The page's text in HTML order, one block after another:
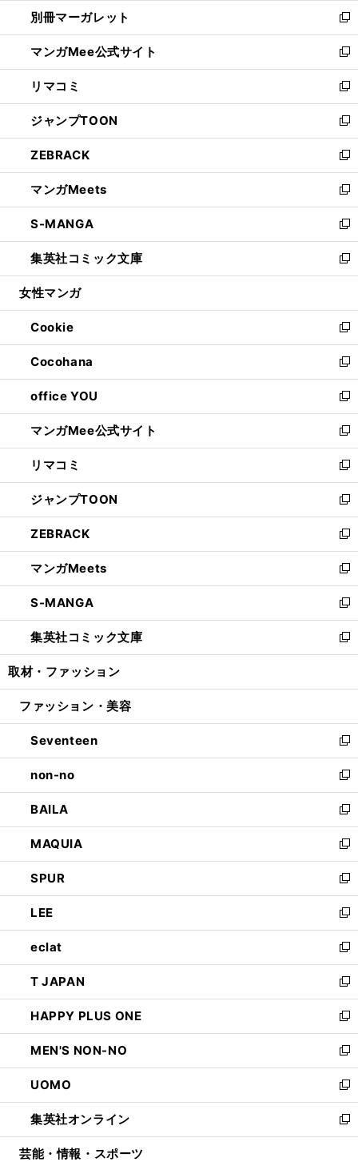
く
で
開
く
ィ
ン
ド
ウ
で
開
く
し
い
ウ
ィ
ン
ド
ウ
で
開
く
別冊マーガレット
新
し
い
ウ
ィ
ン
ド
ウ
で
開
く
マンガMee公式サイト
新
し
い
ウ
ィ
ン
ド
ウ
で
開
く
リマコミ
新
し
い
ウ
ィ
ン
ド
ウ
で
開
く
ジャンプTOON
新
し
い
ウ
ィ
ン
ド
ウ
で
開
ZEBRACK
新
し
い
ウ
ィ
ン
ド
ウ
開
く
マンガMeets
新
し
い
ウ
ィ
ン
ウ
で
開
く
S-MANGA
新
し
い
ウ
ン
ド
ウ
で
開
く
集英社コミック文庫
新
し
ウ
ィ
ン
ド
ウ
で
開
く
女性マンガ
Cookie
新
し
い
ウ
ィ
ン
ド
ウ
で
開
く
Cocohana
新
し
い
ウ
ィ
ン
ド
ウ
で
開
く
office YOU
新
し
い
ウ
ィ
ン
ド
ウ
で
開
く
マンガMee公式サイト
新
し
い
ウ
ィ
ン
ド
ウ
で
開
く
リマコミ
新
し
い
ウ
ィ
ン
ド
ウ
で
開
く
ジャンプTOON
新
し
い
ウ
ィ
ン
ド
ウ
で
開
ZEBRACK
新
し
い
ウ
ィ
ン
ド
ウ
開
マンガMeets
新
し
い
ウ
ィ
ン
ウ
開
く
S-MANGA
新
し
い
ウ
ン
ウ
で
開
く
集英社コミック文庫
新
し
ウ
ン
ド
ウ
で
開
く
取材・ファッション
ファッション・美容
Seventeen
新
し
い
ウ
ィ
ン
ド
ウ
で
開
く
non-no
新
し
い
ウ
ィ
ン
ド
ウ
で
開
く
BAILA
新
し
い
ウ
ィ
ン
ド
ウ
で
開
く
MAQUIA
新
し
い
ウ
ィ
ン
ド
ウ
で
開
く
SPUR
新
し
い
ウ
ィ
ン
ド
ウ
で
開
く
LEE
新
し
い
ウ
ィ
ン
ド
ウ
で
開
く
eclat
新
し
い
ウ
ィ
ン
ド
ウ
で
開
く
T JAPAN
新
し
い
ウ
ィ
ン
ド
ウ
で
開
HAPPY PLUS ONE
新
し
い
ウ
ィ
ン
ド
ウ
MEN'S NON-NO
新
し
い
ウ
ィ
ン
UOMO
新
し
い
ウ
集英社オンライン
新
し
芸能・情報・スポーツ